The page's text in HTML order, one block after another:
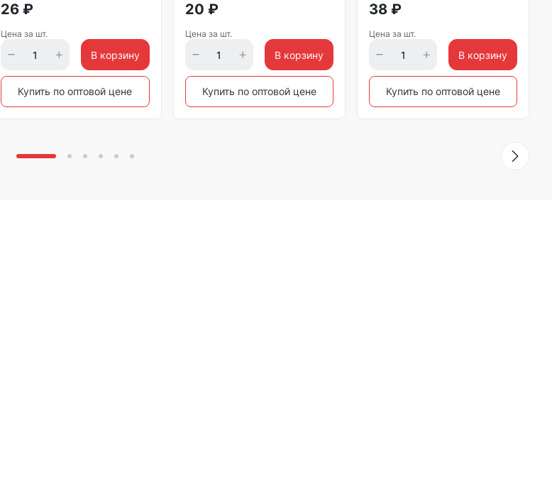
26 ₽
Цена за шт.
В корзину
Купить по оптовой цене
20 ₽
Цена за шт.
В корзину
Купить по оптовой цене
38₽
Цена за шт.
В корзину
Купить по оптовой цене